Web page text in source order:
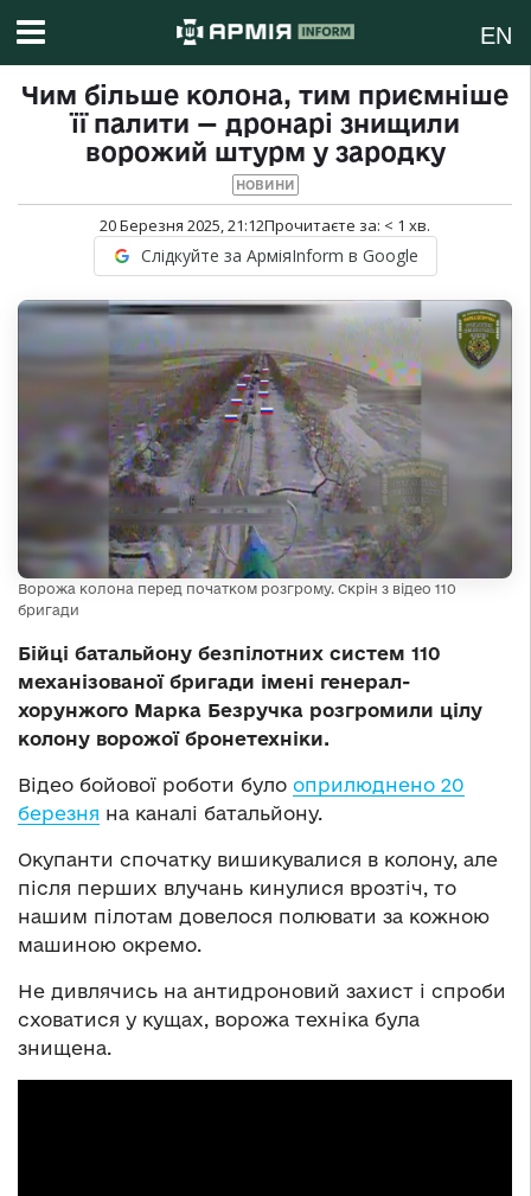
EN
Чим більше колона, тим приємніше
її палити — дронарі знищили
ворожий штурм у зародку
НОВИНИ
20 Березня 2025, 21:12Прочитаєте за: < 1 хв.
Слідкуйте за АрміяInform в Google
Ворожа колона перед початком розгрому. Скрін з відео 110
бригади
Бійці батальйону безпілотних систем 110
механізованої бригади імені генерал-
хорунжого Марка Безручка розгромили цілу
колону ворожої бронетехніки.
Відео бойової роботи було оприлюднено 20
березня на каналі батальйону.
Окупанти спочатку вишикувалися в колону, але
після перших влучань кинулися врозтіч, то
нашим пілотам довелося полювати за кожною
машиною окремо.
Не дивлячись на антидроновий захист і спроби
сховатися у кущах, ворожа техніка була
знищена.